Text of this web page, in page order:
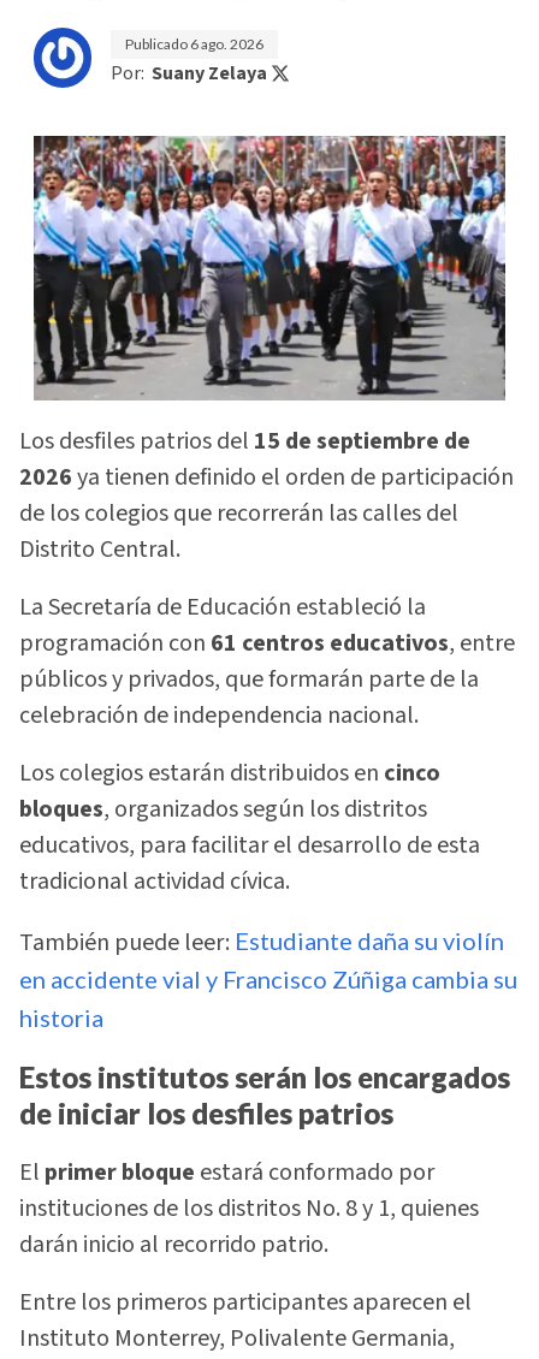
Publicado 6 ago. 2026
Por: Suany Zelaya
Los desfiles patrios del 15 de septiembre de
2026ya tienen definido el orden de participación
de los colegios que recorrerán las calles del
Distrito Central.
La Secretaría de Educación estableció la
programación con 61 centros educativos, entre
públicos y privados, que formarán parte de la
celebración de independencia nacional.
Los colegios estarán distribuidos en cinco
bloques, organizados según los distritos
educativos, para facilitar el desarrollo de esta
tradicional actividad cívica.
También puede leer: Estudiante daña su violín
en accidente vial y Francisco Zúñiga cambia su
historia
Estos institutos serán los encargados
de iniciar los desfiles patrios
El primer bloque estará conformado por
instituciones de los distritos No. 8 y 1, quienes
darán inicio al recorrido patrio.
Entre los primeros participantes aparecen el
Instituto Monterrey, Polivalente Germania,